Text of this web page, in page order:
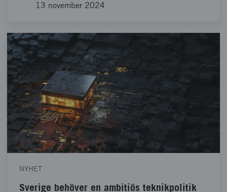
13 november 2024
NYHET
Sverige behöver en ambitiös teknikpolitik